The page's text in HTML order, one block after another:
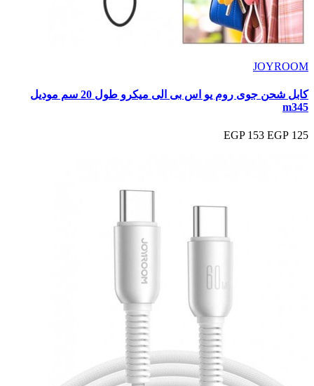
JOYROOM
كابل شحن جوى روم يو اس بى الى ميكرو طول 20 سم موديل
m345
125 EGP
153 EGP